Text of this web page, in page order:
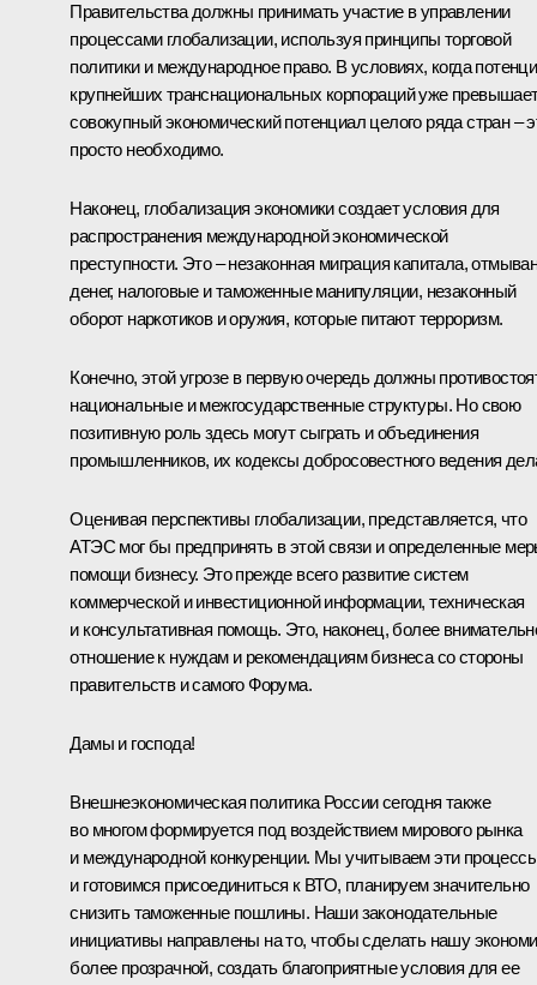
Правительства должны принимать участие в управлении
процессами глобализации, используя принципы торговой
политики и международное право. В условиях, когда
крупнейших транснациональных корпораций уже
совокупный экономический потенциал целого ряда стран –
просто необходимо.
Наконец, глобализация экономики создает условия для
распространения международной экономической
преступности. Это – незаконная миграция капитала,
денег, налоговые и таможенные манипуляции, незаконный
оборот наркотиков и оружия, которые питают терроризм.
Конечно, этой угрозе в первую очередь должны
национальные и межгосударственные структуры. Но свою
позитивную роль здесь могут сыграть и объединения
промышленников, их кодексы добросовестного ведения
Оценивая перспективы глобализации, представляется, что
АТЭС мог бы предпринять в этой связи и определенные
помощи бизнесу. Это прежде всего развитие систем
коммерческой и инвестиционной информации, техническая
и консультативная помощь. Это, наконец, более
отношение к нуждам и рекомендациям бизнеса со стороны
правительств и самого Форума.
Дамы и господа!
Внешнеэкономическая политика России сегодня также
во многом формируется под воздействием мирового рынка
и международной конкуренции. Мы учитываем эти
и готовимся присоединиться к ВТО, планируем значительно
снизить таможенные пошлины. Наши законодательные
инициативы направлены на то, чтобы сделать нашу
более прозрачной, создать благоприятные условия для ее